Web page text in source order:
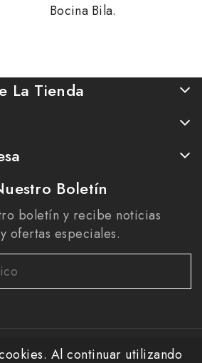
Bocina Bila.
La Tienda
Boletín
boletín y recibe noticias
ofertas especiales.
Al continuar utilizando
derechos reservados Lafaru™